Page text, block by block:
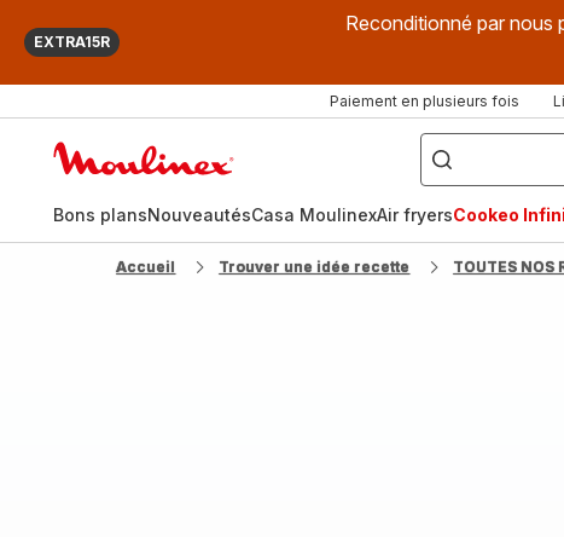
EXTRA15R
Reconditionné par nous
Paiement en plusieurs fois
["Que
recherchez-
vous
?",
fryer",
"Companion"]
Bons plansNouveautésCasa MoulinexAir fryersCookeo
Accueil Trouver une idée recette TOUTES NOS